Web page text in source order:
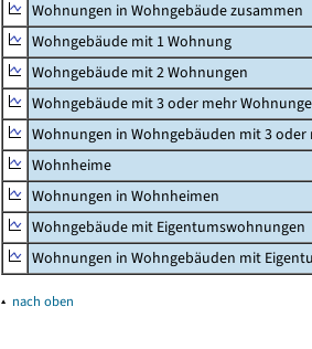
Wohnungen in Wohngebäude zusammen
Wohngebäude mit 1 Wohnung
Wohngebäude mit 2 Wohnungen
Wohngebäude mit 3 oder mehr
Wohnungen in Wohngebäuden mit 3
Wohnheime
Wohnungen in Wohnheimen
Wohngebäude mit Eigentumswohnungen
Wohnungen in Wohngebäuden mit
▴ nach oben